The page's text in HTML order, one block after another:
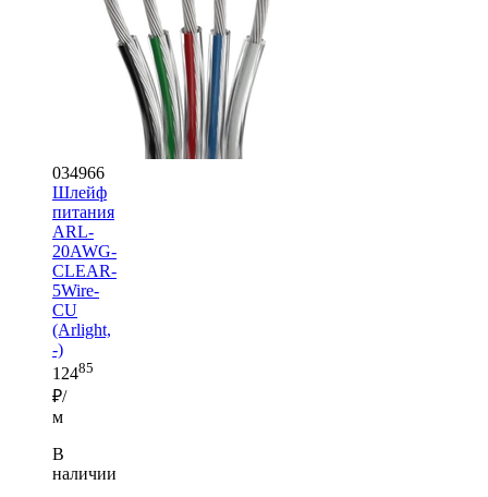
034966
Шлейф
питания
ARL-
20AWG-
CLEAR-
5Wire-
CU
(Arlight,
-)
12485
₽/
м
В
наличии